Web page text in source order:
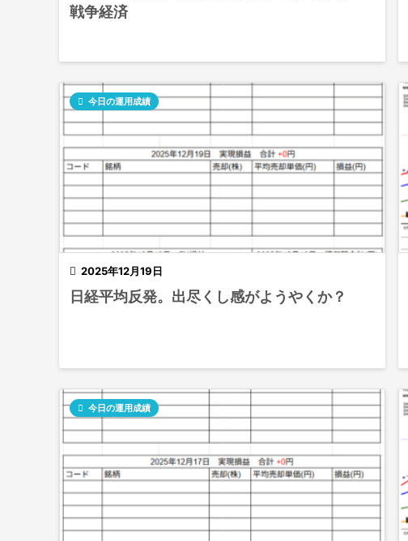
戦争経済
 2025年12月19日
 今日の運用成績
日経平均反発。出尽くし感がようやくか？
 今日の運用成績